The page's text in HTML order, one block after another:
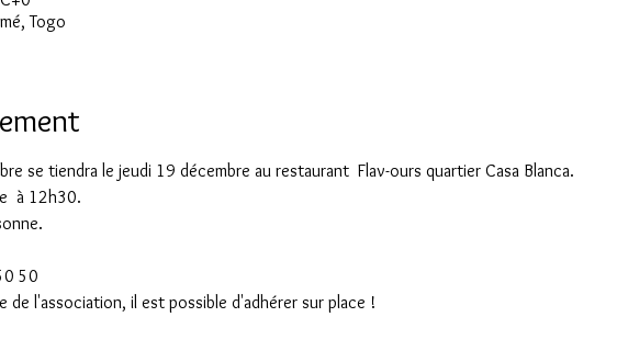
Togo
se tiendra le jeudi 19 décembre au restaurant  Flav-ours quartier Casa Blanca.
à 12h30.
50
de l'association, il est possible d'adhérer sur place !